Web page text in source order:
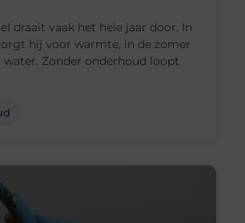
draait vaak het hele jaar door. In
hij voor warmte, in de zomer
Zonder onderhoud loopt